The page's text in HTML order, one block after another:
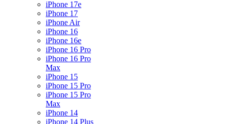
iPhone 17e
iPhone 17
iPhone Air
iPhone 16
iPhone 16e
iPhone 16 Pro
iPhone 16 Pro
Max
iPhone 15
iPhone 15 Pro
iPhone 15 Pro
Max
iPhone 14
iPhone 14 Plus